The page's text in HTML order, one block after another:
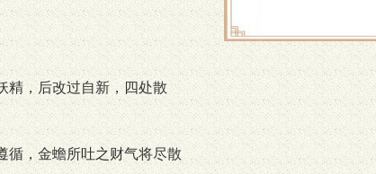
精，后改过自新，四处散
循，金蟾所吐之财气将尽散